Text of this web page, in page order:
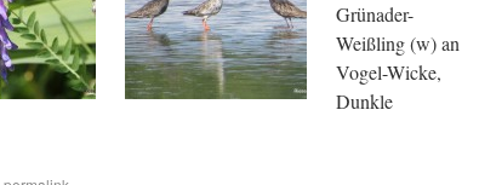
Grünader-
Weißling (w) an
Vogel-Wicke,
Dunkle